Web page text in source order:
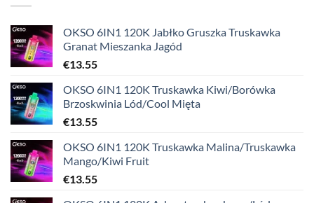
OKSO 6IN1 120K Jabłko Gruszka Truskawka
Granat Mieszanka Jagód
€13.55
OKSO 6IN1 120K Truskawka Kiwi/Borówka
Brzoskwinia Lód/Cool Mięta
€13.55
OKSO 6IN1 120K Truskawka Malina/Truskawka
Mango/Kiwi Fruit
€13.55